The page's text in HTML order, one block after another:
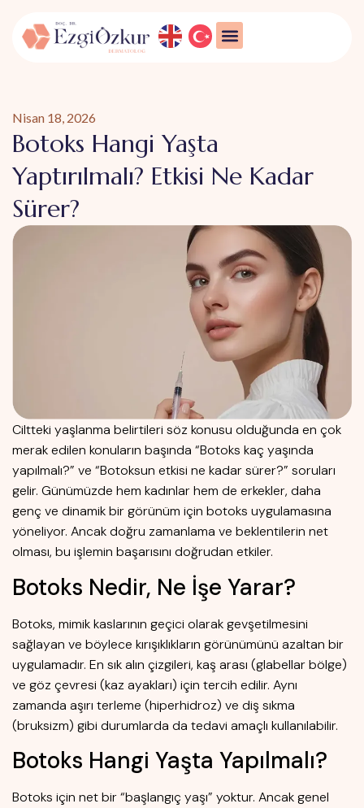
Nisan 18, 2026
Botoks Hangi Yaşta
Yaptırılmalı? Etkisi Ne Kadar
Sürer?
Ciltteki yaşlanma belirtileri söz konusu olduğunda en çok
merak edilen konuların başında “Botoks kaç yaşında
yapılmalı?” ve “Botoksun etkisi ne kadar sürer?” soruları
gelir. Günümüzde hem kadınlar hem de erkekler, daha
genç ve dinamik bir görünüm için botoks uygulamasına
yöneliyor. Ancak doğru zamanlama ve beklentilerin net
olması, bu işlemin başarısını doğrudan etkiler.
Botoks Nedir, Ne İşe Yarar?
Botoks, mimik kaslarının geçici olarak gevşetilmesini
sağlayan ve böylece kırışıklıkların görünümünü azaltan bir
uygulamadır. En sık alın çizgileri, kaş arası (glabellar bölge)
ve göz çevresi (kaz ayakları) için tercih edilir. Aynı
zamanda aşırı terleme (hiperhidroz) ve diş sıkma
(bruksizm) gibi durumlarda da tedavi amaçlı kullanılabilir.
Botoks Hangi Yaşta Yapılmalı?
Botoks için net bir “başlangıç yaşı” yoktur. Ancak genel